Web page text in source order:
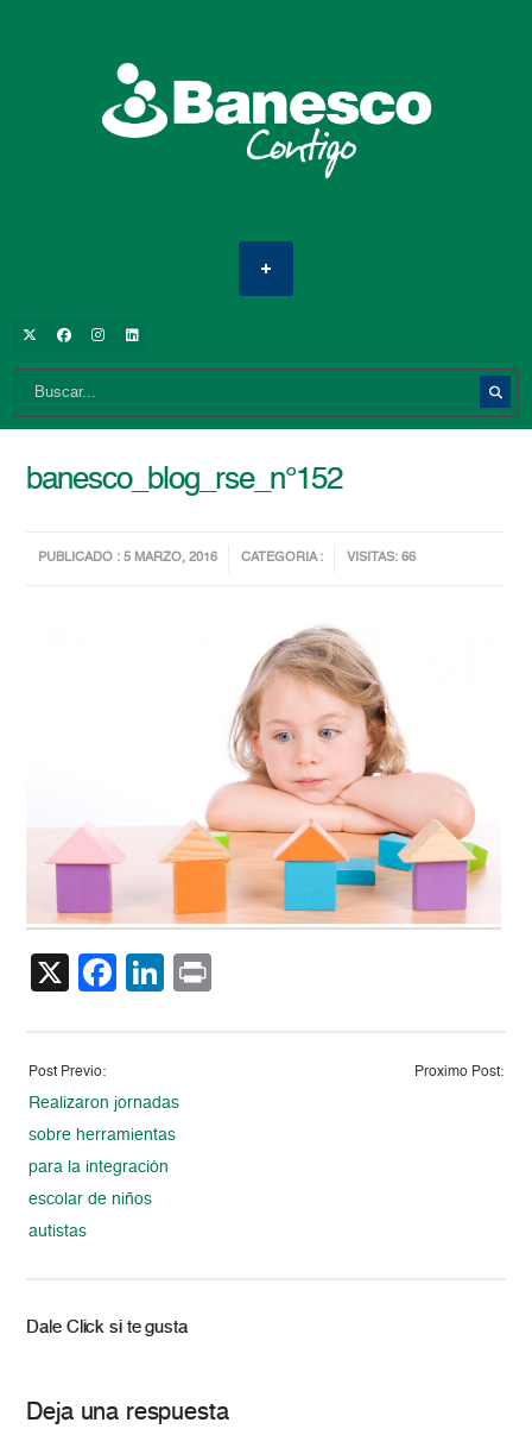
banesco_blog_rse_n°152
PUBLICADO : 5 MARZO, 2016 CATEGORIA : VISITAS: 66
X Facebook
LinkedIn
Post Previo:
Realizaron jornadas
sobre herramientas
para la integración
escolar de niños
autistas
Proximo Post:
Dale Click si te gusta
Deja una respuesta